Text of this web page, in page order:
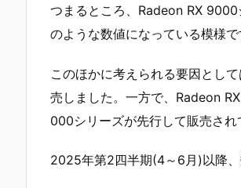
つまるところ、Radeon RX
のような数値になっている模様で
このほかに考えられる要因とし
売しました。一方で、Radeon
000シリーズが先行して販売され
2025年第2四半期(4～6月)以降、